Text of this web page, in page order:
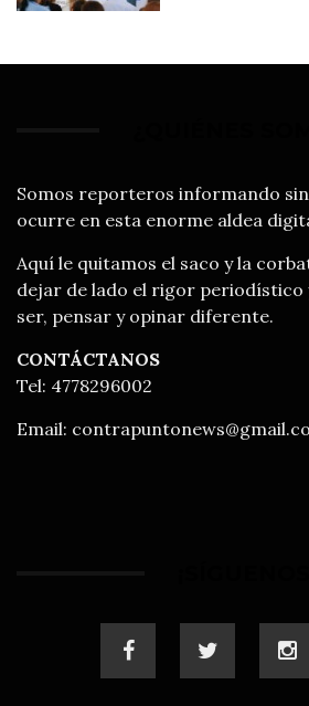
Somos reporteros informando
ocurre en esta enorme aldea
Aquí le quitamos el saco y la
dejar de lado el rigor periodístico
ser, pensar y opinar diferente.
CONTÁCTANOS
Tel: 4778296002
Email: